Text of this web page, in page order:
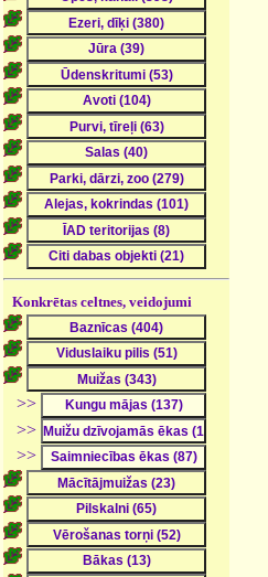
Konkrētas celtnes, veidojumi
>>
>>
>>